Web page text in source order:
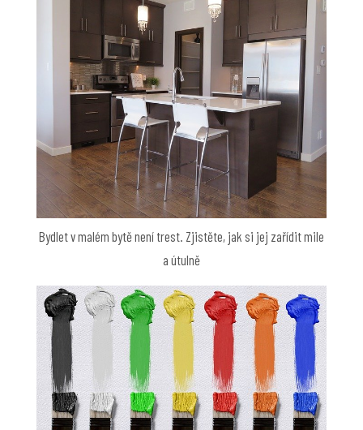
Bydlet v malém bytě není trest. Zjistěte, jak si jej zařídit mile
a útulně